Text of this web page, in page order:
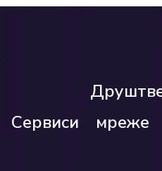
Сервиси
мреже